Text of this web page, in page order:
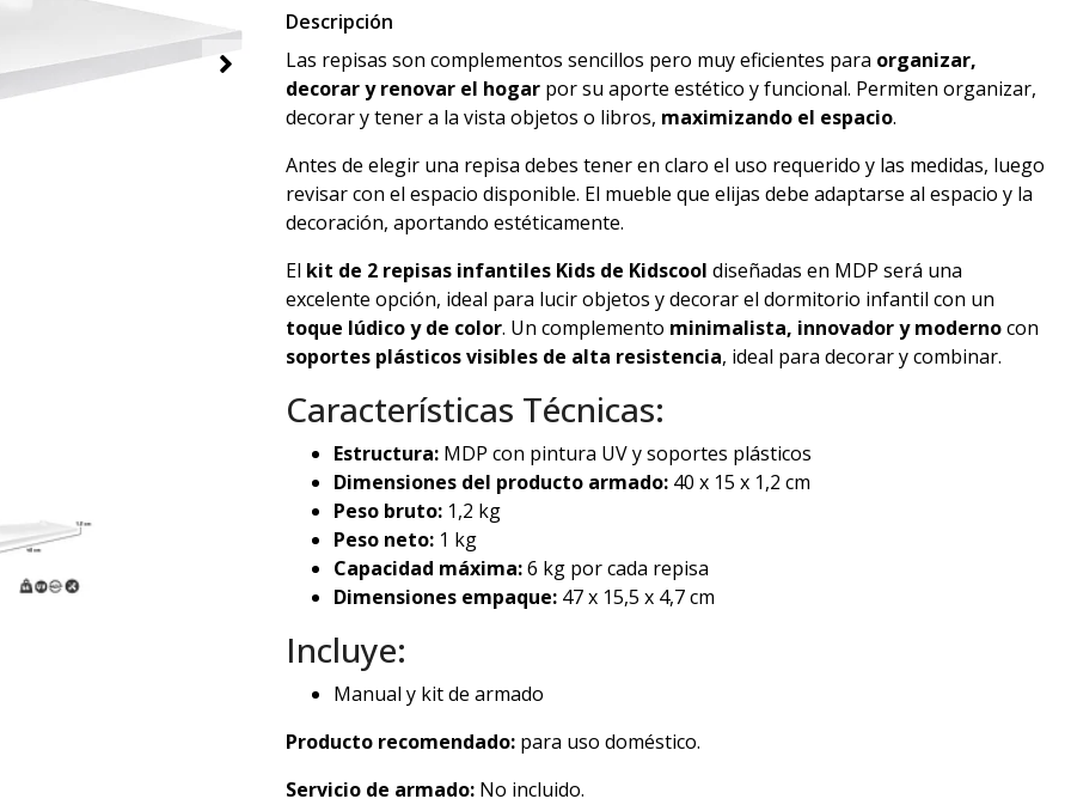
Descripción
Las repisas son complementos sencillos pero muy eficientes para organizar,
decorar y renovar el hogar por su aporte estético y funcional. Permiten organizar,
decorar y tener a la vista objetos o libros, maximizando el espacio.
Antes de elegir una repisa debes tener en claro el uso requerido y las medidas, luego
revisar con el espacio disponible. El mueble que elijas debe adaptarse al espacio y la
decoración, aportando estéticamente.
El kit de 2 repisas infantiles Kids de Kidscool diseñadas en MDP será una
excelente opción, ideal para lucir objetos y decorar el dormitorio infantil con un
toque lúdico y de color. Un complemento minimalista, innovador y modernocon
soportes plásticos visibles de alta resistencia, ideal para decorar y combinar.
Características Técnicas:
Estructura: MDP con pintura UV y soportes plásticos
Dimensiones del producto armado: 40 x 15 x 1,2 cm
Peso bruto: 1,2 kg
Peso neto: 1 kg
Capacidad máxima:6 kg por cada repisa
Dimensiones empaque: 47 x 15,5 x 4,7 cm
Incluye:
Manual y kit de armado
Producto recomendado: para uso doméstico.
Servicio de armado: No incluido.